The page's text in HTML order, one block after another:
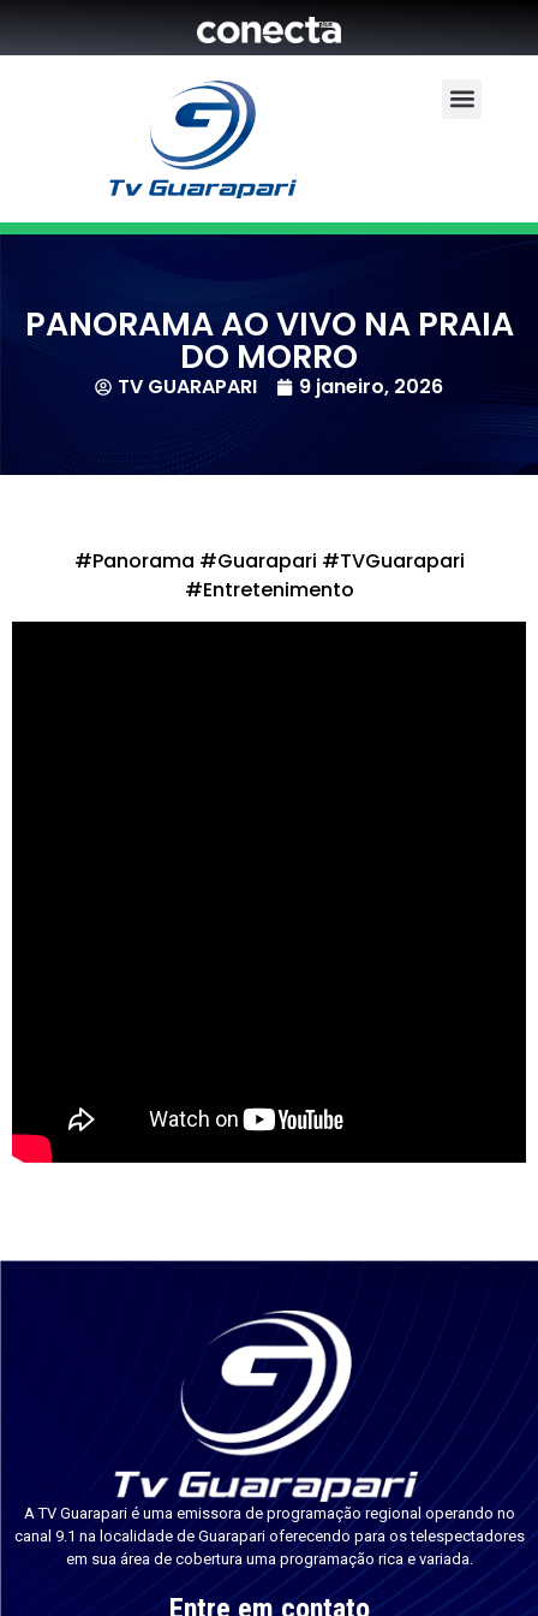
PANORAMA AO VIVO NA PRAIA
DO MORRO
TV GUARAPARI 9 janeiro, 2026
#Panorama #Guarapari #TVGuarapari
#Entretenimento
A TV Guarapari é uma emissora de programação regional operando no
canal 9.1 na localidade de Guarapari oferecendo para os telespectadores
em sua área de cobertura uma programação rica e variada.
Entre em contato